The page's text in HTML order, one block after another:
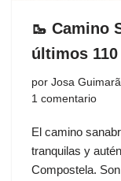
🥾 Camino
últimos
por Josa
1 comentario
El camino
tranquilas y
Compostela.